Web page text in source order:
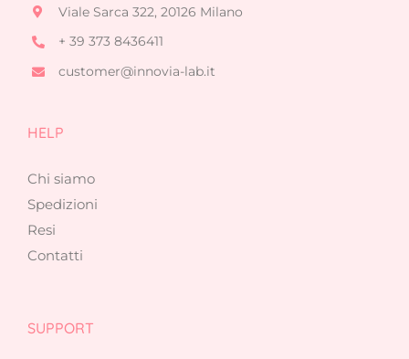
Viale Sarca 322, 20126 Milano
+ 39 373 8436411
customer@innovia-lab.it
HELP
Chi siamo
Spedizioni
Resi
Contatti
SUPPORT